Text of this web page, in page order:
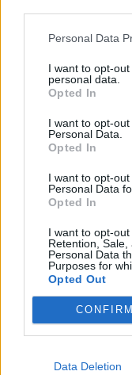
Personal Data
I want to opt-
personal data.
Opted In
I want to opt-
Personal Data.
Opted In
I want to opt-
Personal Data
Opted In
I want to opt-out
Retention,
Personal Data
Purposes for
Opted Out
CONFIRM
Data Deletion
A propos
Nathalie Leclerc
médecine. Mère
expertise
de vie sain,
nombreuses
des solutions de
Grâce à cette
engagée, Nathalie
accessibles,
dans les enjeux de